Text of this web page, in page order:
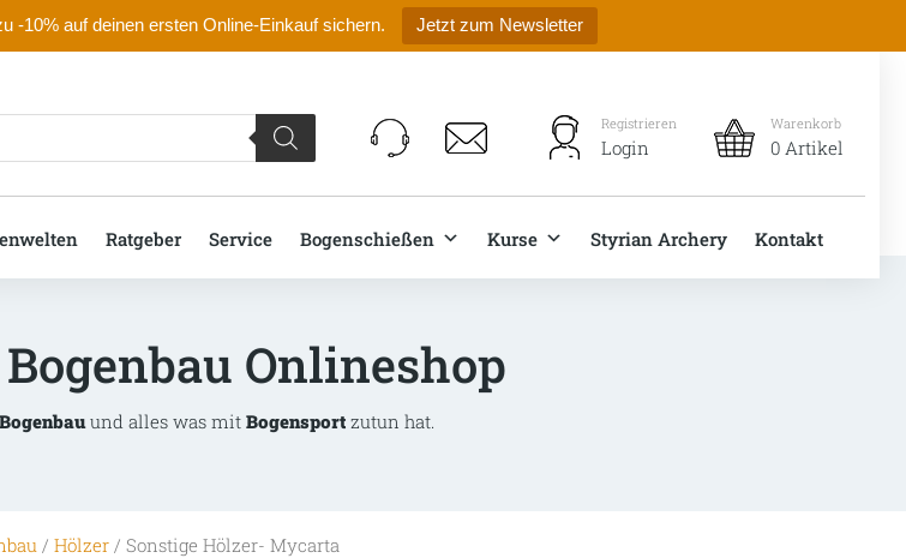
-10% auf deinen ersten Online-Einkauf sichern. Jetzt zum Newsletter
Registrieren
Login
Warenkorb
0 Artikel
Ratgeber Service Bogenschießen Kurse Styrian Archery Kontakt
Onlineshop
Bogenbauund alles was mit Bogensport zutun hat.
/ Hölzer / Sonstige Hölzer- Mycarta